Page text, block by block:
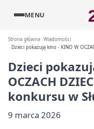
MENU
Strona główna Wiadomości
Dzieci pokazują kino - KINO W
Dzieci
OCZACH
konkursu w
9 marca 2026